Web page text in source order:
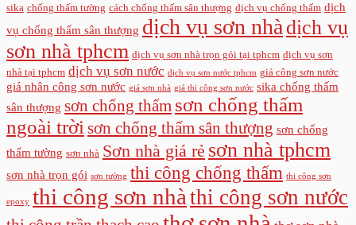
sika chống thấm tường cách chống thấm sân thượng dịch vụ chống thấm dịch
vụ chống thấm sân thượng dịch vụ sơn nhà dịch vụ
sơn nhà tphcm dịch vụ sơn nhà trọn gói tại tphcm dịch vụ sơn
nhà tại tphcm dịch vụ sơn nước dịch vụ sơn nước tphcm giá công sơn nước
giá nhân công sơn nước giá sơn nhà giá thi công sơn nước sika chống thấm
sân thượng sơn chống thấm sơn chống thấm
ngoài trời sơn chống thấm sân thượng sơn chống
thấm tường sơn nhà Sơn nhà giá rẻ sơn nhà tphcm
sơn nhà trọn gói sơn tường thi công chống thấm thi công sơn
epoxy thi công sơn nhà thi công sơn nước